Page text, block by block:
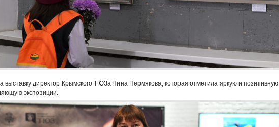
выставку директор Крымского ТЮЗа Нина Пермякова, которая отметила яркую и позитивную
экспозиции.